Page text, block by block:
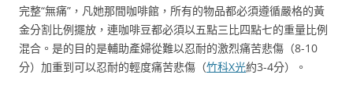
完整“無痛”，凡她那間咖啡館，所有的物品都必須遵循嚴格的黃
金分割比例擺放，連咖啡豆都必須以五點三比四點七的重量比例
混合。是的目的是輔助產婦從難以忍耐的激烈痛苦悲傷（8-10
分）加重到可以忍耐的輕度痛苦悲傷（竹科X光約3-4分）。